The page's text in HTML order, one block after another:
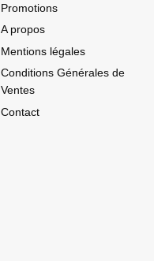
Promotions
A propos
Mentions légales
Conditions Générales de
Ventes
Contact